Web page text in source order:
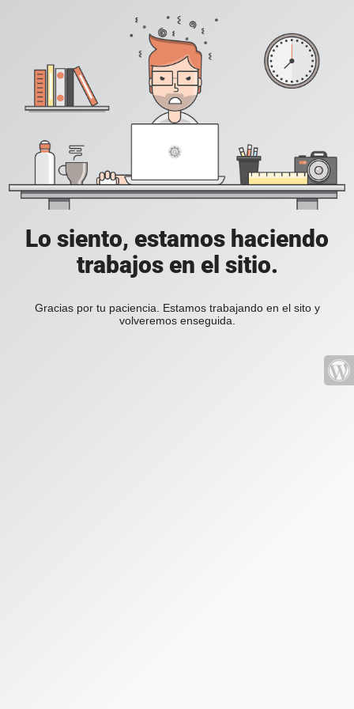
Lo siento, estamos haciendo
trabajos en el sitio.
Gracias por tu paciencia. Estamos trabajando en el sito y
volveremos enseguida.